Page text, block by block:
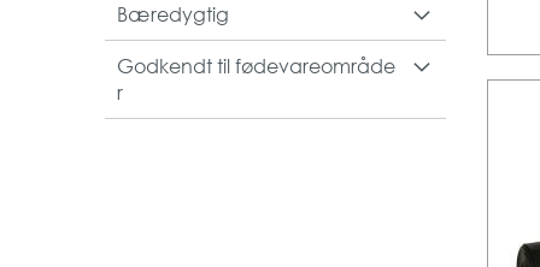
Bæredygtig
Godkendt til fødevareområde
r